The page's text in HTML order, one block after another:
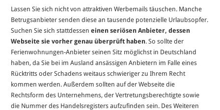
Lassen Sie sich nicht von attraktiven Werbemails täuschen. Manche
Betrugsanbieter senden diese an tausende potenzielle Urlaubsopfer.
Suchen Sie sich stattdesseneinen seriösen Anbieter, dessen
Webseite sie vorher genau überprüft haben. So sollte der
Ferienwohnungen-Anbieter seinen Sitz möglichst in Deutschland
haben, da Sie bei im Ausland ansässigen Anbietern im Falle eines
Rücktritts oder Schadens weitaus schwieriger zu Ihrem Recht
kommen werden. Außerdem sollten auf der Webseite die
Rechtsform des Unternehmens, der Vertretungsberechtigte sowie
die Nummer des Handelsregisters aufzufinden sein. Des Weiteren